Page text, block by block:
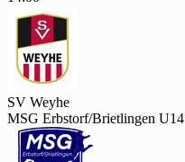
SV Weyhe
MSG Erbstorf/Brietlingen U14